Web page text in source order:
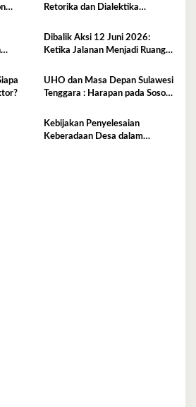
Retorika dan Dialektika
2026-2030.
Dibalik Aksi 12 Juni 2026:
Ketika Jalanan Menjadi Ruang
UHO dan Masa Depan Sulawesi
Tenggara : Harapan pada Sosok
Kebijakan Penyelesaian
Keberadaan Desa dalam